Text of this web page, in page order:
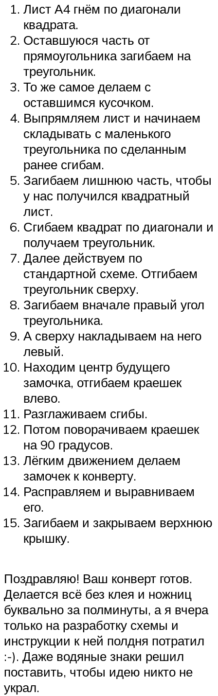
Лист А4 гнём по диагонали
квадрата.
Оставшуюся часть от
прямоугольника загибаем на
треугольник.
То же самое делаем с
оставшимся кусочком.
Выпрямляем лист и начинаем
складывать с маленького
треугольника по сделанным
ранее сгибам.
Загибаем лишнюю часть, чтобы
у нас получился квадратный
лист.
Сгибаем квадрат по диагонали и
получаем треугольник.
Далее действуем по
стандартной схеме. Отгибаем
треугольник сверху.
Загибаем вначале правый угол
треугольника.
А сверху накладываем на него
левый.
Находим центр будущего
замочка, отгибаем краешек
влево.
Разглаживаем сгибы.
Потом поворачиваем краешек
на 90 градусов.
Лёгким движением делаем
замочек к конверту.
Расправляем и выравниваем
его.
Загибаем и закрываем верхнюю
крышку.
Поздравляю! Ваш конверт готов.
Делается всё без клея и ножниц
буквально за полминуты, а я вчера
только на разработку схемы и
инструкции к ней полдня потратил
:-). Даже водяные знаки решил
поставить, чтобы идею никто не
украл.